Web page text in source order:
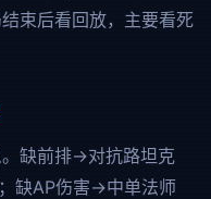
束后看回放，主要看死
缺前排→对抗路坦克
缺AP伤害→中单法师